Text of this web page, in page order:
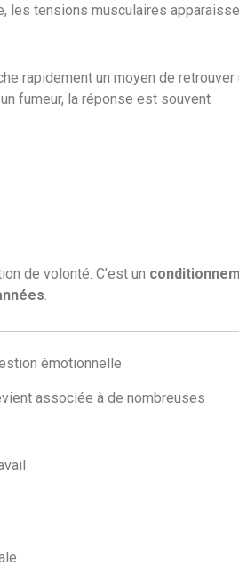
les tensions musculaires
rapidement un moyen de retrouver
fumeur, la réponse est souvent
de volonté. C’est un
émotionnelle
associée à de nombreuses